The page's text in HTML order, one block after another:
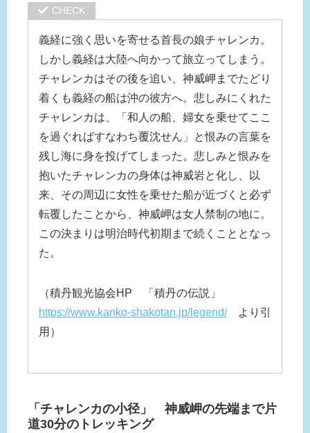
義経に強く思いを寄せる首長の娘チャレンカ。
しかし義経は大陸へ向かって旅立ってしまう。
チャレンカはその後を追い、神威岬までたどり
着くも義経の船は沖の彼方へ。悲しみにくれた
チャレンカは、「和人の船、婦女を乗せてここ
を過ぐればすなわち覆沈せん」と恨みの言葉を
残し海に身を投げてしまった。悲しみと恨みを
抱いたチャレンカの身体は神威岩と化し、以
来、その周辺に女性を乗せた船が近づくと必ず
転覆したことから、神威岬は女人禁制の地に。
この決まりは明治時代初期まで続くこととなっ
た。
（積丹観光協会HP 「積丹の伝説」
https://www.kanko-shakotan.jp/legend/より引
用）
「チャレンカの小径」 神威岬の先端まで片
道30分のトレッキング